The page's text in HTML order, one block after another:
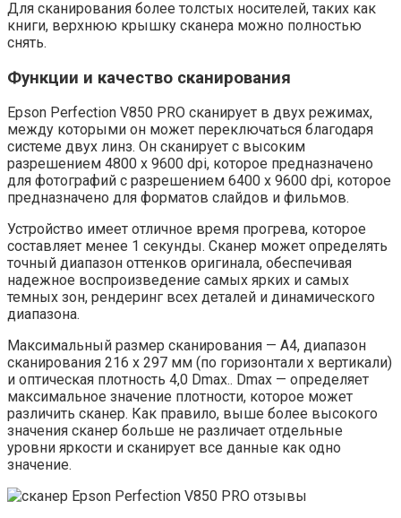
Для сканирования более толстых носителей, таких как
книги, верхнюю крышку сканера можно полностью
снять.
Функции и качество сканирования
Epson Perfection V850 PRO сканирует в двух режимах,
между которыми он может переключаться благодаря
системе двух линз. Он сканирует с высоким
разрешением 4800 x 9600 dpi, которое предназначено
для фотографий с разрешением 6400 x 9600 dpi, которое
предназначено для форматов слайдов и фильмов.
Устройство имеет отличное время прогрева, которое
составляет менее 1 секунды. Сканер может определять
точный диапазон оттенков оригинала, обеспечивая
надежное воспроизведение самых ярких и самых
темных зон, рендеринг всех деталей и динамического
диапазона.
Максимальный размер сканирования — A4, диапазон
сканирования 216 x 297 мм (по горизонтали x вертикали)
и оптическая плотность 4,0 Dmax.. Dmax — определяет
максимальное значение плотности, которое может
различить сканер. Как правило, выше более высокого
значения сканер больше не различает отдельные
уровни яркости и сканирует все данные как одно
значение.